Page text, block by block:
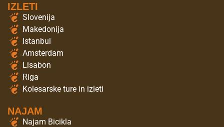
IZLETI
Slovenija
Makedonija
Istanbul
Amsterdam
Lisabon
Riga
Kolesarske ture in izleti
NAJAM
Najam Bicikla